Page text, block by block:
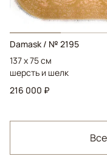
Damask / № 2195
137 x 75 см
шерсть и шелк
216 000 ₽